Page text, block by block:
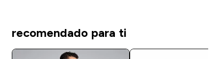
recomendado para ti